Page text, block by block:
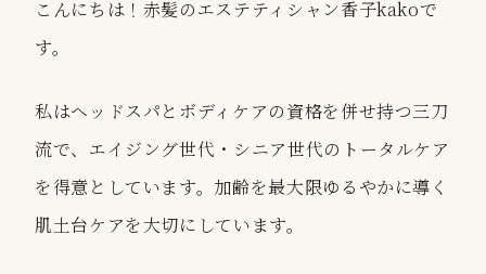
こんにちは！赤髪のエステティシャン香子kakoで
す。
私はヘッドスパと ボディケアの資格を併せ持つ三刀
流で、エイジング世代・シニア世代のトータルケア
を得意としています。加齢を最大限ゆるやかに導く
肌土台ケアを大切にしています。